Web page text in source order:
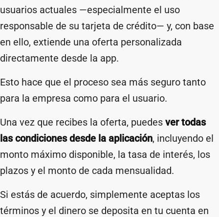
usuarios actuales —especialmente el uso
responsable de su tarjeta de crédito— y, con base
en ello, extiende una oferta personalizada
directamente desde la app.
Esto hace que el proceso sea más seguro tanto
para la empresa como para el usuario.
Una vez que recibes la oferta, puedes ver todas
las condiciones desde la aplicación, incluyendo el
monto máximo disponible, la tasa de interés, los
plazos y el monto de cada mensualidad.
Si estás de acuerdo, simplemente aceptas los
términos y el dinero se deposita en tu cuenta en